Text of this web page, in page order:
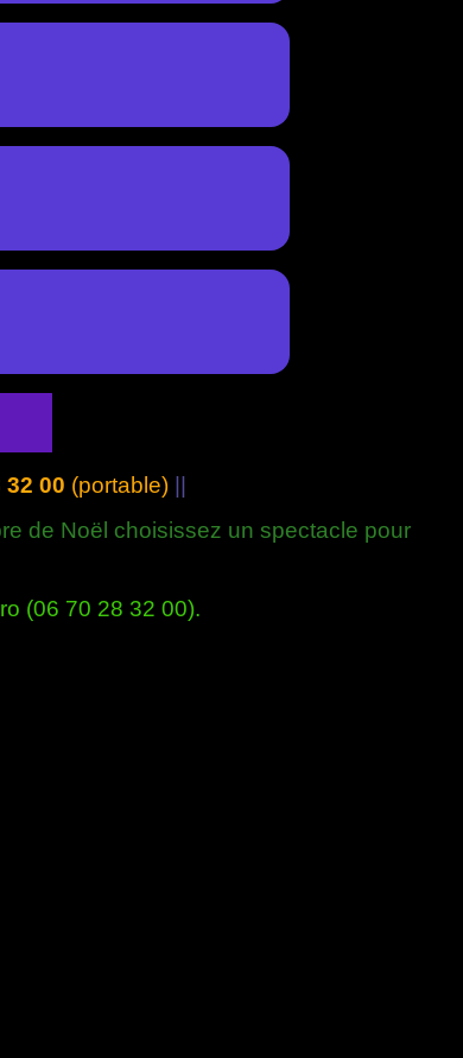
32 00 (portable)
de Noël choisissez un spectacle pour
(06 70 28 32 00).